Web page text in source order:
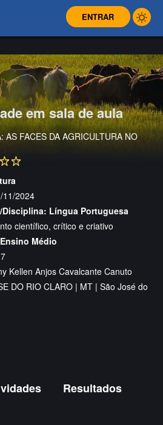
ENTRAR
em sala de aula
AS FACES DA AGRICULTURA NO
11/2024
Disciplina: Língua Portuguesa
científico, crítico e criativo
Ensino Médio
7
Kellen Anjos Cavalcante Canuto
DO RIO CLARO | MT | São José do
Resultados